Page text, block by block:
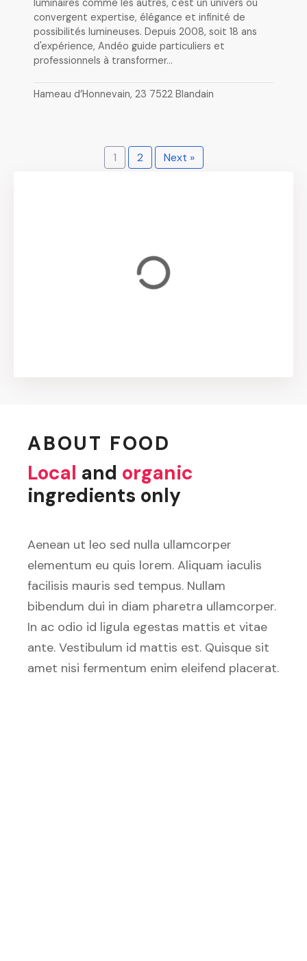
luminaires comme les autres, c'est un univers où
convergent expertise, élégance et infinité de
possibilités lumineuses. Depuis 2008, soit 18 ans
d'expérience, Andéo guide particuliers et
professionnels à transformer…
Hameau d’Honnevain, 23 7522 Blandain
1 2 Next »
ABOUT FOOD
Local and organic
ingredients only
Aenean ut leo sed nulla ullamcorper
elementum eu quis lorem. Aliquam iaculis
facilisis mauris sed tempus. Nullam
bibendum dui in diam pharetra ullamcorper.
In ac odio id ligula egestas mattis et vitae
ante. Vestibulum id mattis est. Quisque sit
amet nisi fermentum enim eleifend placerat.